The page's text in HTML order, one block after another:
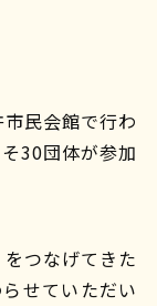
民会館で行わ
30団体が参加
つなげてきた
せていただい